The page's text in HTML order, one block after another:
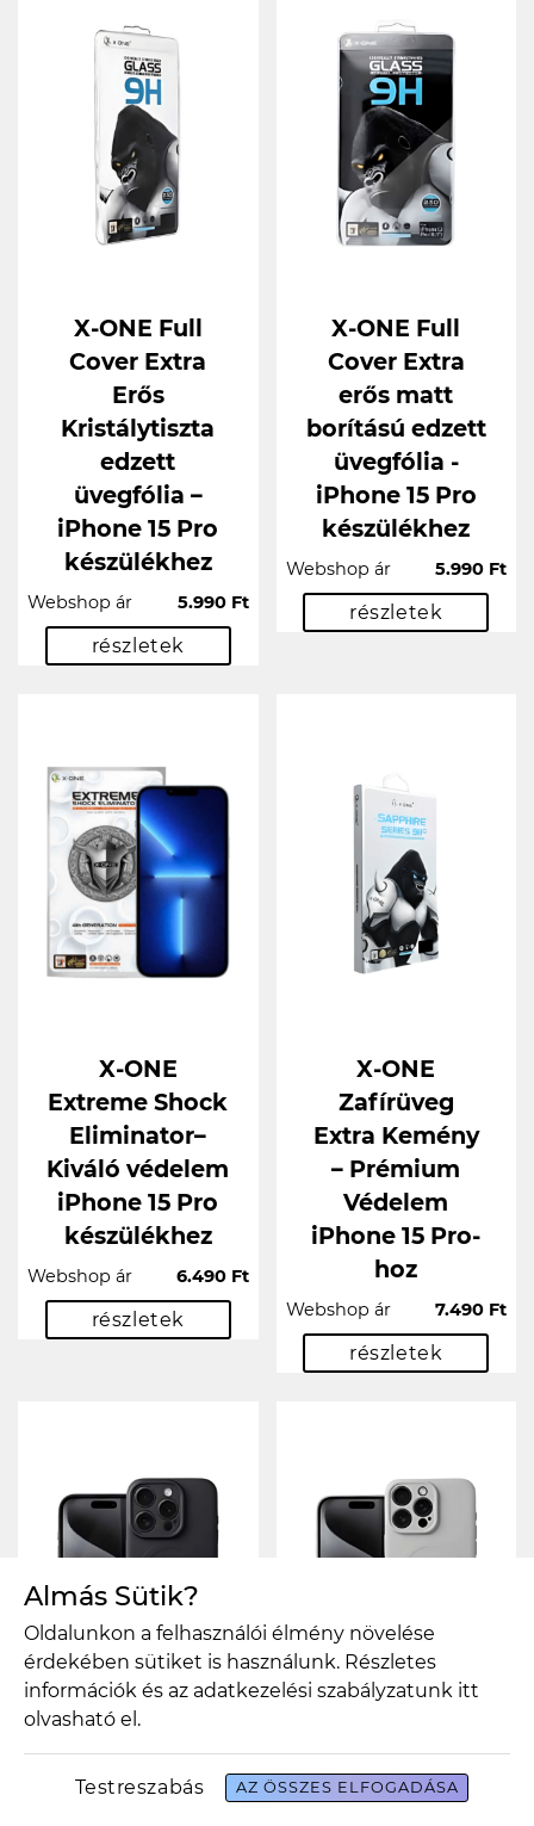
X-ONE Full
Cover Extra
Erős
Kristálytiszta
edzett
üvegfólia –
iPhone 15 Pro
készülékhez
Webshop ár 5.990 Ft
részletek
X-ONE Full
Cover Extra
erős matt
borítású edzett
üvegfólia -
iPhone 15 Pro
készülékhez
Webshop ár 5.990 Ft
részletek
X-ONE
Extreme Shock
Eliminator–
Kiváló védelem
iPhone 15 Pro
készülékhez
Webshop ár 6.490 Ft
részletek
X-ONE
Zafírüveg
Extra Kemény
– Prémium
Védelem
iPhone 15 Pro-
hoz
Webshop ár 7.490 Ft
részletek
SILICONE MAG
SILICONE MAG
COVER tok –
Almás Sütik?
Oldalunkon a felhasználói élmény növelése
érdekében sütiket is használunk. Részletes
információk és az adatkezelési szabályzatunk itt
olvasható el.
Testreszabás AZ ÖSSZES ELFOGADÁSA